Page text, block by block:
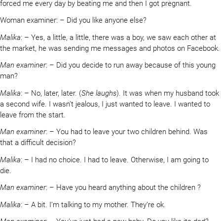
forced me every day by beating me and then I got pregnant.
Woman examiner: – Did you like anyone else?
Malika: – Yes, a little, a little, there was a boy, we saw each other at
the market, he was sending me messages and photos on Facebook.
Man examiner: – Did you decide to run away because of this young
man?
Malika: – No, later, later. (She laughs). It was when my husband took
a second wife. I wasn’t jealous, I just wanted to leave. I wanted to
leave from the start.
Man examiner: – You had to leave your two children behind. Was
that a difficult decision?
Malika: – I had no choice. I had to leave. Otherwise, I am going to
die.
Man examiner: – Have you heard anything about the children ?
Malika: – A bit. I’m talking to my mother. They’re ok.